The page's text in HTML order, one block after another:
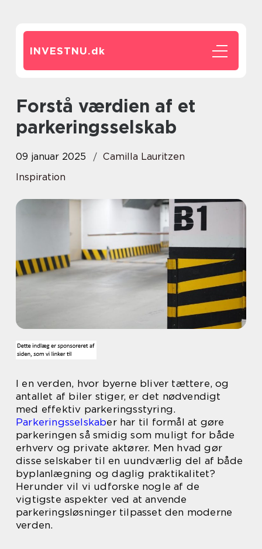
INVESTNU.dk
Forstå værdien af et
parkeringsselskab
09 januar 2025
Camilla Lauritzen
Inspiration
I en verden, hvor byerne bliver tættere, og
antallet af biler stiger, er det nødvendigt
med effektiv parkeringsstyring.
Parkeringsselskaber har til formål at gøre
parkeringen så smidig som muligt for både
erhverv og private aktører. Men hvad gør
disse selskaber til en uundværlig del af både
byplanlægning og daglig praktikalitet?
Herunder vil vi udforske nogle af de
vigtigste aspekter ved at anvende
parkeringsløsninger tilpasset den moderne
verden.